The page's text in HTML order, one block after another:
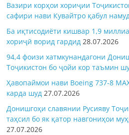
Вазири корҳои хориҷии
сафири нави Кувайтро қабул
Ба иқтисодиёти кишвар 1,9
хориҷӣ ворид гардид 28.07.2026
94,4 фоизи хатмкунандагони
Тоҷикистон бо ҷойи кор таъмин
Ҳавопаймои нави Boeing 737-8
карда шуд 27.07.2026
Донишгоҳи славянии Русияву
таҳсил бо як қатор навгониҳои
27.07.2026